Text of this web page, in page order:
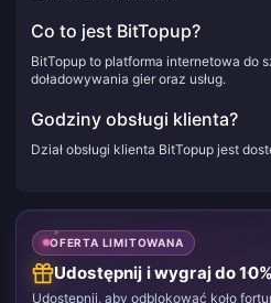
Co to jest BitTopup?
BitTopup to platforma internetowa do
doładowywania gier oraz usług.
Godziny obsługi klienta?
Dział obsługi klienta BitTopup jest
OFERTA LIMITOWANA
Udostępnij i wygraj do
Udostępnij, aby odblokować koło